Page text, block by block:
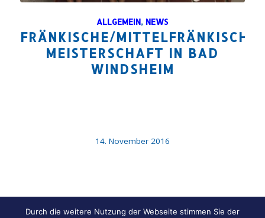
ALLGEMEIN, NEWS
FRÄNKISCHE/MITTELFRÄNKISCHE
MEISTERSCHAFT IN BAD
WINDSHEIM
14. November 2016
Durch die weitere Nutzung der Webseite stimmen Sie der